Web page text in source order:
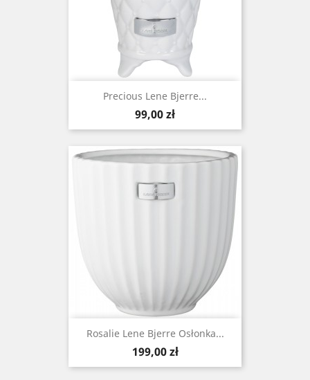
Precious Lene Bjerre...
Cena
99,00 zł
Rosalie Lene Bjerre Osłonka...
Cena
199,00 zł